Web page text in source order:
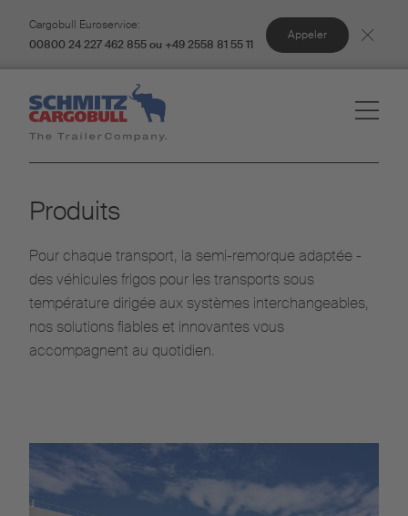
Cargobull Euroservice:
00800 24 227 462 855 ou +49 2558 81 55 11
Appeler
Produits
Pour chaque transport, la semi-remorque adaptée -
des véhicules frigos pour les transports sous
température dirigée aux systèmes interchangeables,
nos solutions fiables et innovantes vous
accompagnent au quotidien.